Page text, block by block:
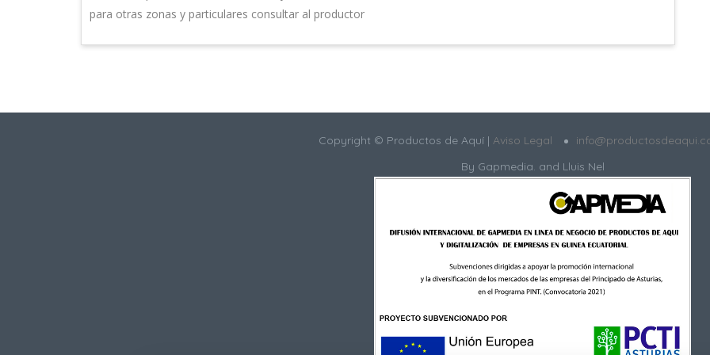
para otras zonas y particulares consultar al productor
Copyright © Productos de Aquí | Aviso Legal
By Gapmedia. and Lluis Nel